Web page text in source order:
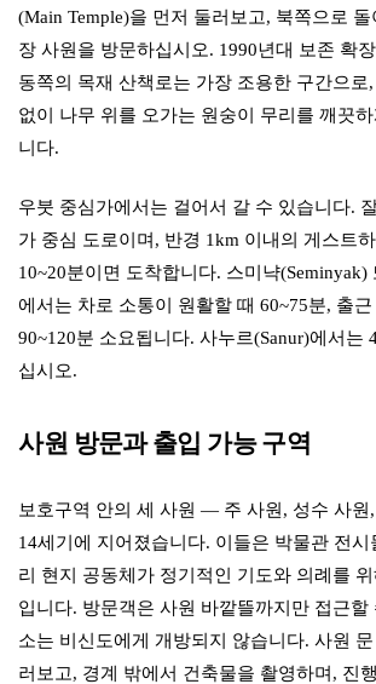
(Main Temple)을 먼저 둘러보고, 북쪽으로
장 사원을 방문하십시오. 1990년대 보존 확
동쪽의 목재 산책로는 가장 조용한 구간으로
없이 나무 위를 오가는 원숭이 무리를 깨끗
니다.
우붓 중심가에서는 걸어서 갈 수 있습니다.
가 중심 도로이며, 반경 1km 이내의 게스트
10~20분이면 도착합니다. 스미냑(Seminyak)
에서는 차로 소통이 원활할 때 60~75분, 출
90~120분 소요됩니다. 사누르(Sanur)에서는
십시오.
사원 방문과 출입 가능 구역
보호구역 안의 세 사원 — 주 사원, 성수 사
14세기에 지어졌습니다. 이들은 박물관 전
리 현지 공동체가 정기적인 기도와 의례를
입니다. 방문객은 사원 바깥뜰까지만 접근할
소는 비신도에게 개방되지 않습니다. 사원
러보고, 경계 밖에서 건축물을 촬영하며, 진